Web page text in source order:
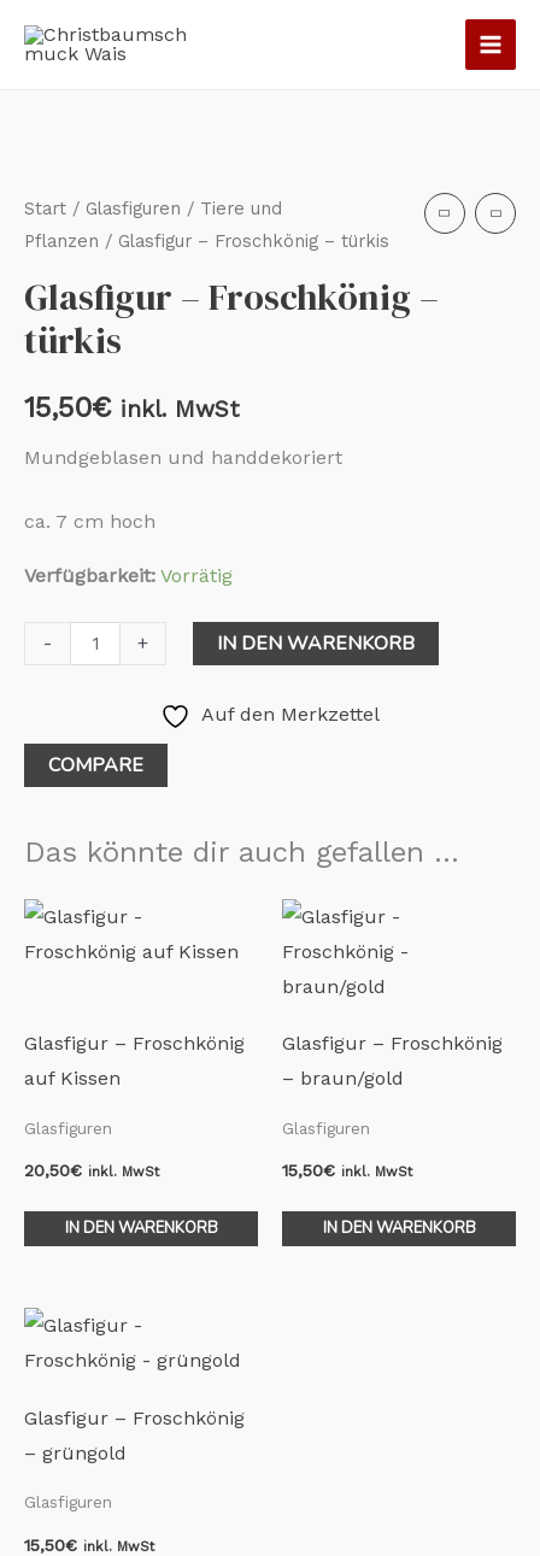
Inhalt
Start / Glasfiguren / Tiere und
Pflanzen / Glasfigur – Froschkönig – türkis
Glasfigur – Froschkönig –
türkis
15,50€ inkl. MwSt
Mundgeblasen und handdekoriert
ca. 7 cm hoch
Verfügbarkeit: Vorrätig
-
Froschkönig
-
Menge
+ IN DEN WARENKORB
Auf den Merkzettel
COMPARE
Das könnte dir auch gefallen …
Glasfigur – Froschkönig
auf Kissen
Glasfiguren
20,50€ inkl. MwSt
IN DEN WARENKORB
Glasfigur – Froschkönig
– braun/gold
Glasfiguren
15,50€ inkl. MwSt
IN DEN WARENKORB
Glasfigur – Froschkönig
– grüngold
Glasfiguren
15,50€ inkl. MwSt